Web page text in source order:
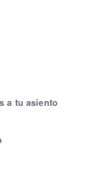
a tu asiento